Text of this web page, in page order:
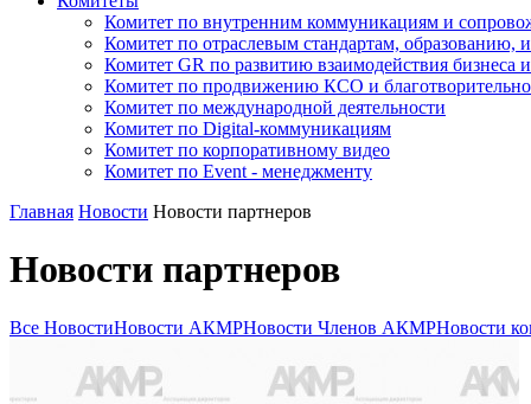
Комитет по внутренним коммуникациям и
Комитет по отраслевым стандартам, образованию,
Комитет GR по развитию взаимодействия бизнеса
Комитет по продвижению КСО и
Комитет по международной деятельности
Комитет по Digital-коммуникациям
Комитет по корпоративному видео
Комитет по Event - менеджменту
Главная Новости Новости партнеров
Новости партнеров
Все НовостиНовости АКМРНовости Членов АКМРНовости